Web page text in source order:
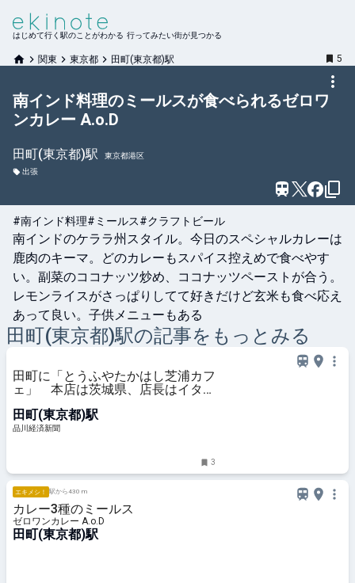
はじめて行く駅のことがわかる 行ってみたい街が見つかる
関東 東京都 田町(東京都)駅 5
南インド料理のミールスが食べられるゼロワ
ンカレー A.o.D
田町(東京都)駅
東京都港区
出張
#南インド料理#ミールス#クラフトビール
南インドのケララ州スタイル。今日のスペシャルカレーは
鹿肉のキーマ。どのカレーもスパイス控えめで食べやす
い。副菜のココナッツ炒め、ココナッツペーストが合う。
レモンライスがさっぱりしてて好きだけど玄米も食べ応え
あって良い。子供メニューもある
田町(東京都)駅の記事をもっとみる
田町に「とうふやたかはし芝浦カフ
ェ」 本店は茨城県、店長はイタリ
田町(東京都)駅
品川経済新聞
3
エキメシ！ 駅から430 m
カレー3種のミールス
ゼロワンカレー A.o.D
田町(東京都)駅